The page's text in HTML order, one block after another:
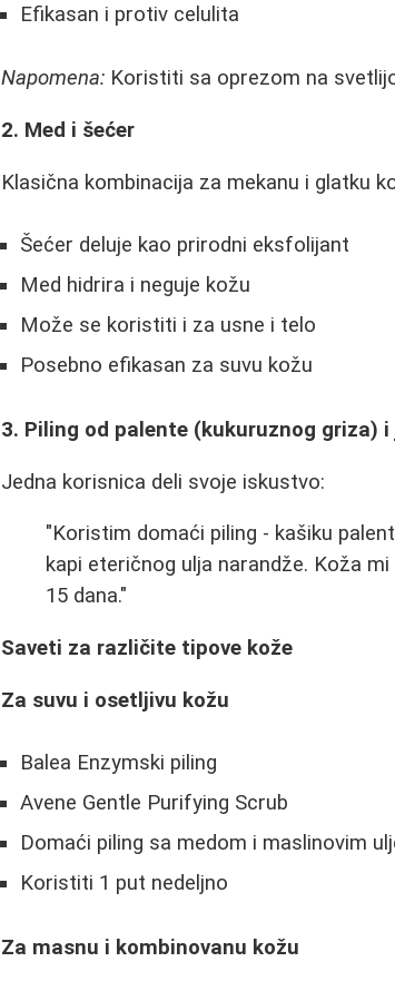
Efikasan i protiv celulita
Napomena: Koristiti sa oprezom na
2. Med i šećer
Klasična kombinacija za mekanu i glatku
Šećer deluje kao prirodni eksfolijant
Med hidrira i neguje kožu
Može se koristiti i za usne i telo
Posebno efikasan za suvu kožu
3. Piling od palente (kukuruznog griza)
Jedna korisnica deli svoje iskustvo:
"Koristim domaći piling - kašiku
kapi eteričnog ulja narandže. Koža
15 dana."
Saveti za različite tipove kože
Za suvu i osetljivu kožu
Balea Enzymski piling
Avene Gentle Purifying Scrub
Domaći piling sa medom i maslinovim
Koristiti 1 put nedeljno
Za masnu i kombinovanu kožu